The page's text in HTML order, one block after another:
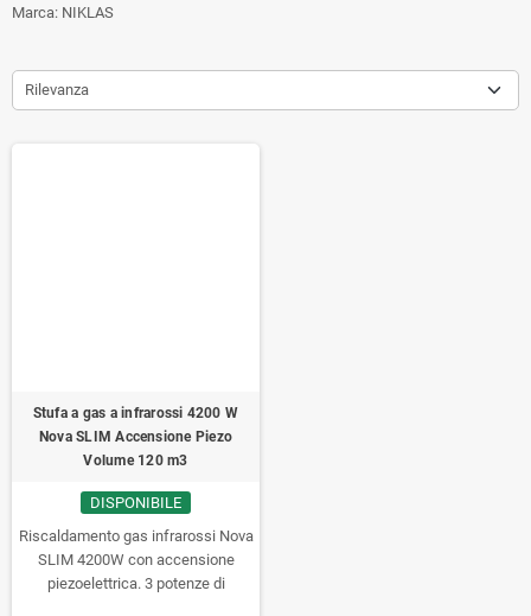
Marca: NIKLAS
Rilevanza
Stufa a gas a infrarossi 4200 W
Nova SLIM Accensione Piezo
Volume 120 m3
DISPONIBILE
Riscaldamento gas infrarossi Nova
SLIM 4200W con accensione
piezoelettrica. 3 potenze di